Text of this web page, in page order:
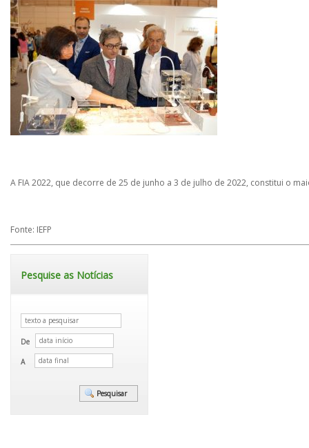
A FIA 2022, que decorre de 25 de junho a 3 de julho de 2022, constitui o
Fonte: IEFP
Pesquise as Notícias
De
A